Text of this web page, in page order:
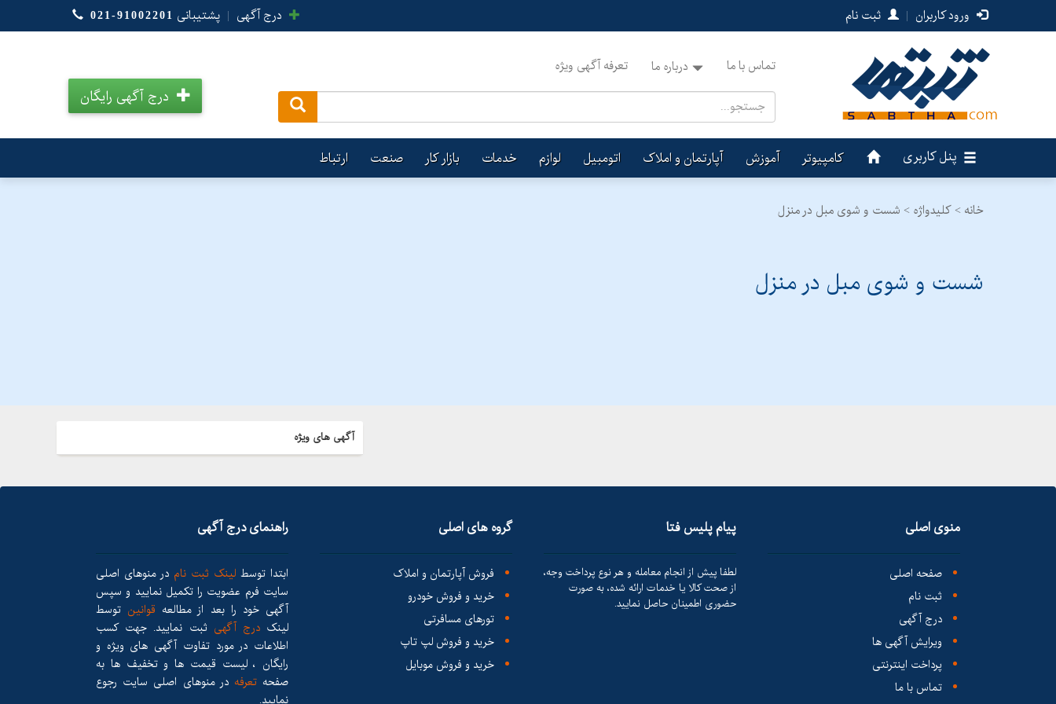
ورود کاربران | ثبت نام درج آگهی | پشتیبانی 021-91002201
تماس با ما درباره ما تعرفه آگهی ویژه
درج آگهی رایگان
پنل کاربری کامپیوتر آموزش آپارتمان و املاک اتومبیل لوازم خدمات بازار کار صنعت ارتباط
خانه > کلیدواژه > شست و شوی مبل در منزل
شست و شوی مبل در منزل
آگهی های ویژه
منوی اصلی
صفحه اصلی
ثبت نام
درج آگهی
ویرایش آگهی ها
پرداخت اینترنتی
تماس با ما
پیام پلیس فتا
لطفا پیش از انجام معامله و هر نوع پرداخت وجه،
از صحت کالا یا خدمات ارائه شده، به صورت
حضوری اطمینان حاصل نمایید.
گروه های اصلی
فروش آپارتمان و املاک
خرید و فروش خودرو
تورهای مسافرتی
خرید و فروش لپ تاپ
خرید و فروش موبایل
راهنمای درج آگهی
ابتدا توسط لینک ثبت نام در منوهای اصلی
سایت فرم عضویت را تکمیل نمایید و سپس
آگهی خود را بعد از مطالعه قوانین توسط
لینکدرج آگهی ثبت نمایید. جهت کسب
اطلاعات در مورد تفاوت آگهی های ویژه و
رایگان ، لیست قیمت ها و تخفیف ها به
صفحه تعرفهدر منوهای اصلی سایت رجوع
نمایید.